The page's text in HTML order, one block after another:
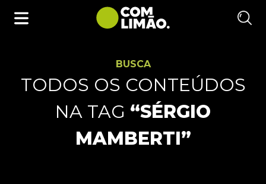
BUSCA
TODOS OS CONTEÚDOS
NA TAG “SÉRGIO
MAMBERTI”